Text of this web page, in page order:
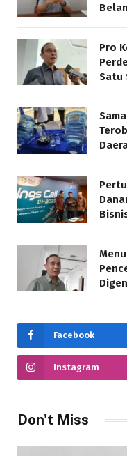
Pro
Satu
Facebook
Instagram
Don't Miss